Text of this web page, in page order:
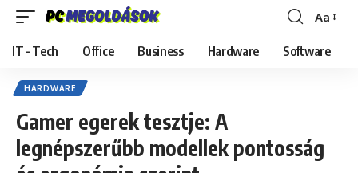
Font
Resizer
Aa
IT – Tech Office Business Hardware Software
HARDWARE
Gamer egerek tesztje: A
legnépszerűbb modellek pontosság